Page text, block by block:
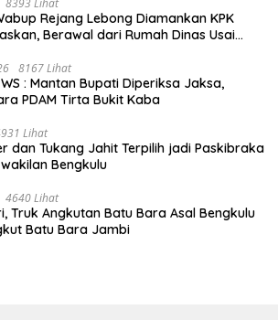
8393 Lihat
Rejang Lebong Diamankan KPK
Berawal dari Rumah Dinas Usai
8167 Lihat
: Mantan Bupati Diperiksa Jaksa,
PDAM Tirta Bukit Kaba
Lihat
dan Tukang Jahit Terpilih jadi Paskibraka
Bengkulu
4640 Lihat
Truk Angkutan Batu Bara Asal Bengkulu
Batu Bara Jambi